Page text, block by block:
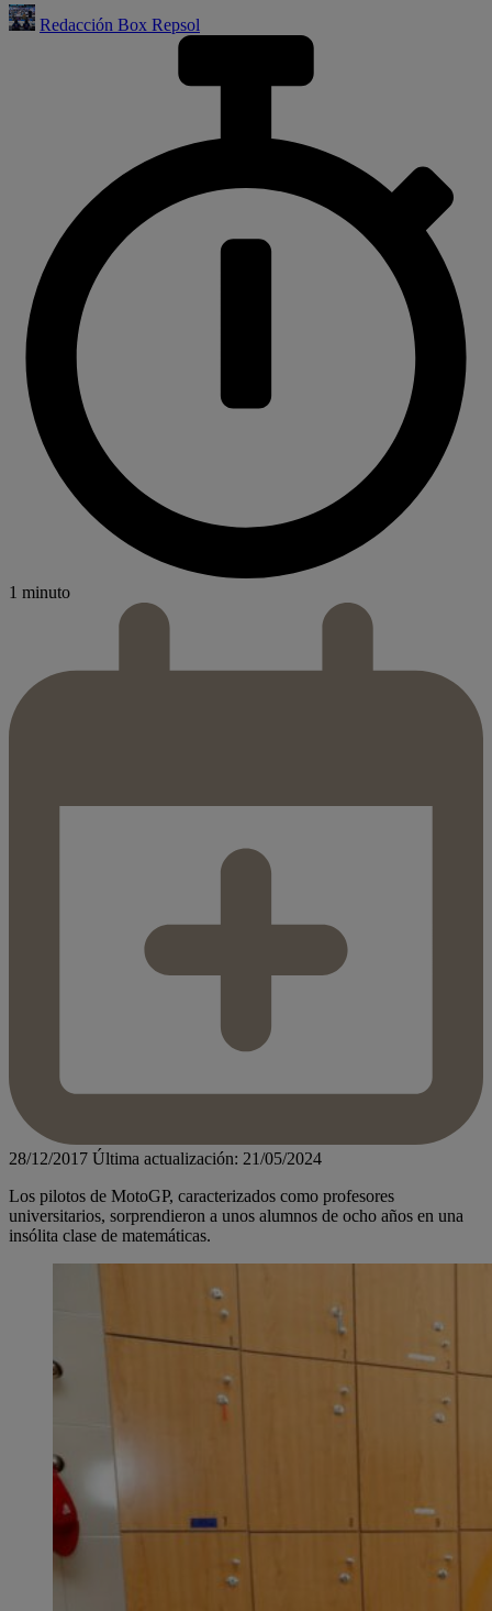
Redacción Box Repsol
1 minuto
28/12/2017 Última actualización: 21/05/2024
Los pilotos de MotoGP, caracterizados como profesores
universitarios, sorprendieron a unos alumnos de ocho años en una
insólita clase de matemáticas.